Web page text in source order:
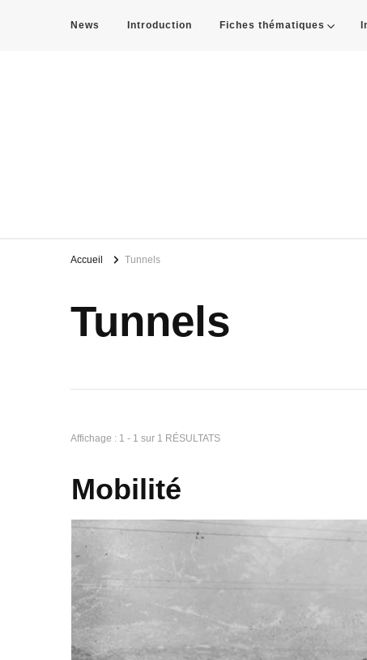
News Introduction Fiches thématiques
Accueil Tunnels
Tunnels
Affichage : 1 - 1 sur 1 RÉSULTATS
Mobilité